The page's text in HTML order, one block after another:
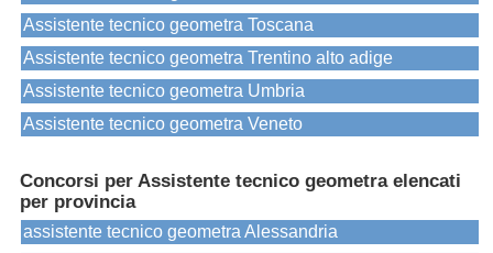
Assistente tecnico geometra Toscana
Assistente tecnico geometra Trentino alto adige
Assistente tecnico geometra Umbria
Assistente tecnico geometra Veneto
Concorsi per Assistente tecnico geometra elencati
per provincia
assistente tecnico geometra Alessandria